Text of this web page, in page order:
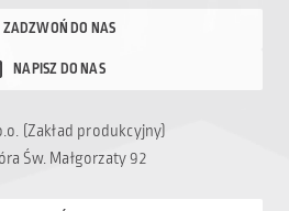
(Zakład produkcyjny)
Św. Małgorzaty 92